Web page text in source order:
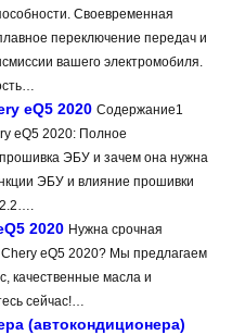
Своевременная
переключение передач и
вашего электромобиля.
eQ5 2020 Содержание1
eQ5 2020: Полное
прошивка ЭБУ и зачем она нужна
ЭБУ и влияние прошивки
2.2….
2020 Нужна срочная
eQ5 2020? Мы предлагаем
качественные масла и
сейчас!…
(автокондиционера)